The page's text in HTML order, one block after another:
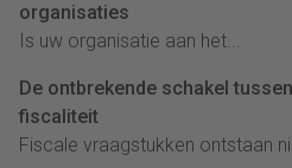
organisaties
Is uw organisatie aan het...
De ontbrekende schakel
fiscaliteit
Fiscale vraagstukken ontstaan